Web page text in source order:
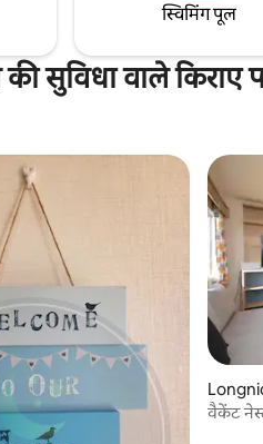
स्विमिंग पूल
सुविधा वाले किराए
वैकेंट